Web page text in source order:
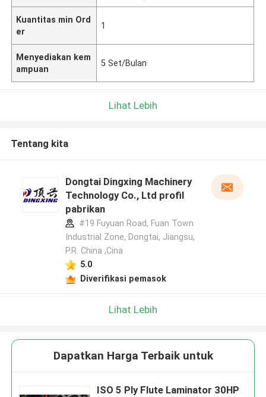
Kuantitas min Ord
er
1
Menyediakan kem
ampuan
5 Set/Bulan
Lihat Lebih
Tentang kita
Dongtai Dingxing Machinery
Technology Co., Ltd profil
pabrikan
#19 Fuyuan Road, Fuan Town
Industrial Zone, Dongtai, Jiangsu,
P.R. China ,Cina
5.0
Diverifikasi pemasok
Lihat Lebih
Dapatkan Harga Terbaik untuk
ISO 5 Ply Flute Laminator 30HP